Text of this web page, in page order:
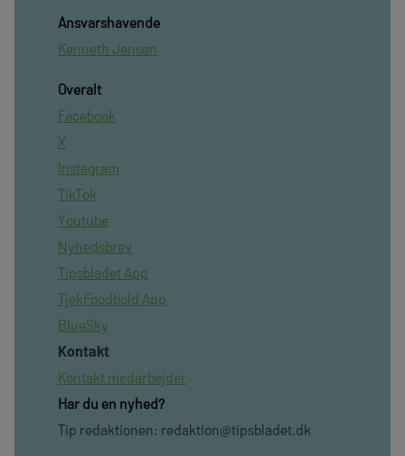
Ansvarshavende
Kenneth Jensen
Overalt
Facebook
X
Instagram
TikTok
Youtube
Nyhedsbrev
Tipsbladet App
TjekFoodbold App
BlueSky
Kontakt
Kontakt medarbejder
Har du en nyhed?
Tip redaktionen: redaktion@tipsbladet.dk